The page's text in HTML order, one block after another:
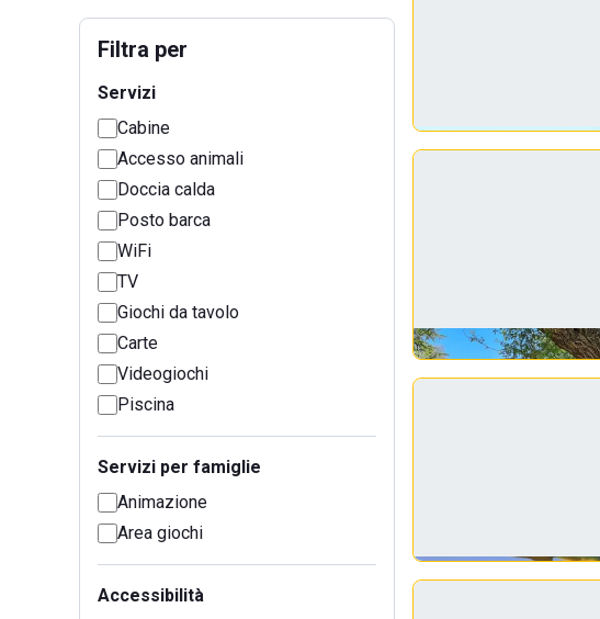
Filtra per
Servizi
Cabine
Accesso animali
Doccia calda
Posto barca
WiFi
TV
Giochi da tavolo
Carte
Videogiochi
Piscina
Servizi per famiglie
Animazione
Area giochi
Accessibilità